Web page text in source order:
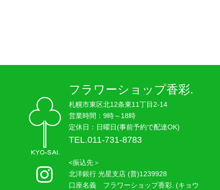
フラワーショップ香彩.
札幌市東区北12条東11丁目2-14
営業時間：9時～18時
定休日：日曜日(事前予約で配達OK)
TEL.011-731-8783
<振込先＞
北洋銀行 光星支店 (普)1239928
口座名義 フラワーショップ香彩. (キョウ